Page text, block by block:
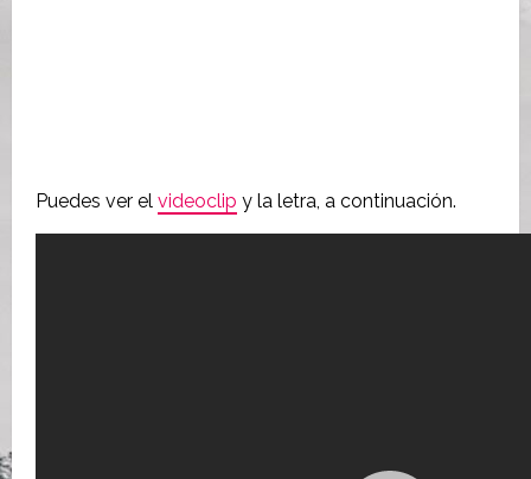
Puedes ver el videoclip y la letra, a continuación.